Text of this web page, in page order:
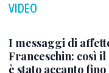
VIDEO
I messaggi di
Franceschin: così
è stato accanto